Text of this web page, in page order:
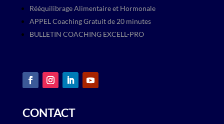
Rééquilibrage Alimentaire et Hormonale
APPEL Coaching Gratuit de 20 minutes
BULLETIN COACHING EXCELL-PRO
CONTACT